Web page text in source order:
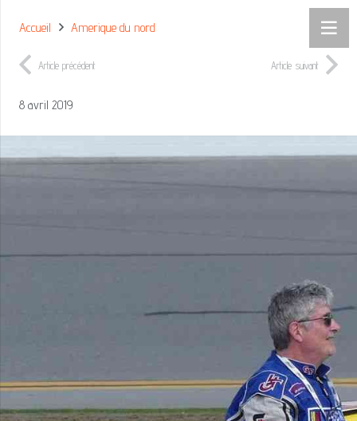
Accueil Amerique du nord
Article précédent Article suivant
8 avril 2019